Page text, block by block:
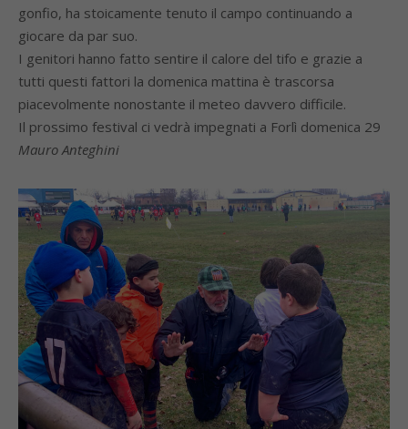
gonfio, ha stoicamente tenuto il campo continuando a
giocare da par suo.
I genitori hanno fatto sentire il calore del tifo e grazie a
tutti questi fattori la domenica mattina è trascorsa
piacevolmente nonostante il meteo davvero difficile.
Il prossimo festival ci vedrà impegnati a Forlì domenica 29
Mauro Anteghini